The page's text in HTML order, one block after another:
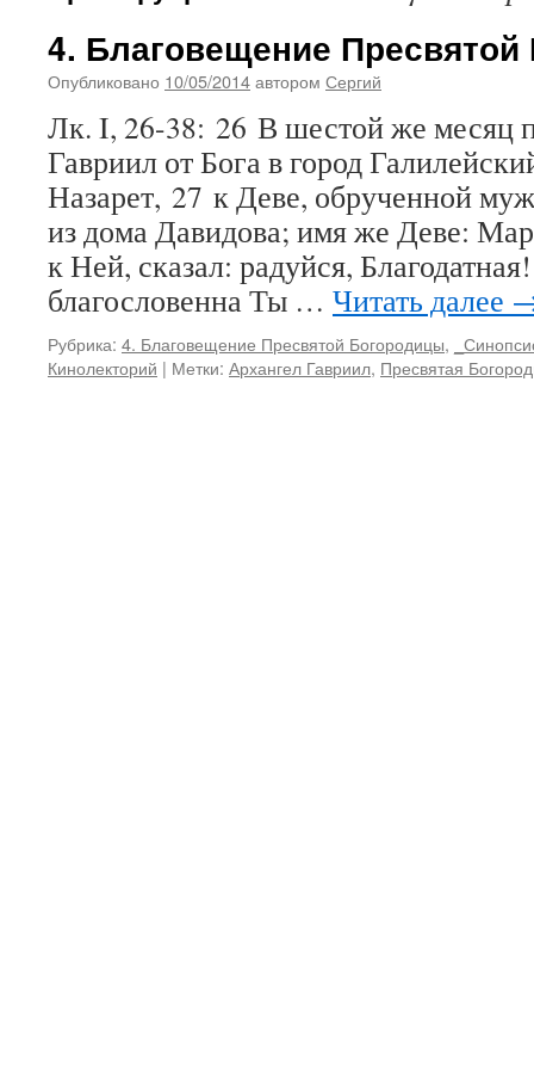
4. Благовещение
Опубликовано 10/05/2014автором Сергий
Лк. I, 26-38: 26 В шестой же месяц
Гавриил от Бога в город
Назарет, 27 к Деве, обрученной
из дома Давидова; имя же Деве:
к Ней, сказал: радуйся,
благословенна Ты … Читать далее
Рубрика: 4. Благовещение Пресвятой Богородицы,
Кинолекторий | Метки: Архангел Гавриил, Пресвятая